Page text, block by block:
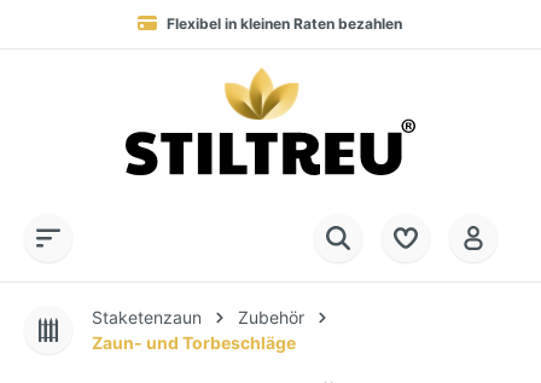
Flexibel in kleinen Raten bezahlen
Blitzversand in 1-2 Werktagen nach DE, AT & NL
+49 (0) 28 32 - 408 990 0
Dauerhaft hohe Warenverfügbarkeit
SSL-verschlüsselt online einkaufen
Staketenzaun
Zubehör
Zaun- und Torbeschläge